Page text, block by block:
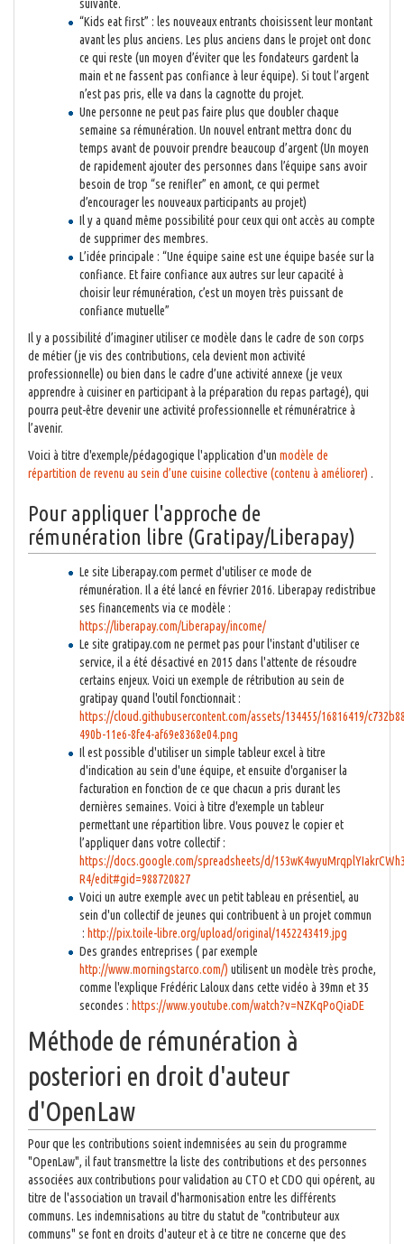
suivante.
“Kids eat first” : les nouveaux entrants choisissent leur montant
avant les plus anciens. Les plus anciens dans le projet ont donc
ce qui reste (un moyen d’éviter que les fondateurs gardent la
main et ne fassent pas confiance à leur équipe). Si tout l’argent
n’est pas pris, elle va dans la cagnotte du projet.
Une personne ne peut pas faire plus que doubler chaque
semaine sa rémunération. Un nouvel entrant mettra donc du
temps avant de pouvoir prendre beaucoup d’argent (Un moyen
de rapidement ajouter des personnes dans l’équipe sans avoir
besoin de trop “se renifler” en amont, ce qui permet
d’encourager les nouveaux participants au projet)
Il y a quand même possibilité pour ceux qui ont accès au compte
de supprimer des membres.
L’idée principale : “Une équipe saine est une équipe basée sur la
confiance. Et faire confiance aux autres sur leur capacité à
choisir leur rémunération, c’est un moyen très puissant de
confiance mutuelle”
Il y a possibilité d’imaginer utiliser ce modèle dans le cadre de son corps
de métier (je vis des contributions, cela devient mon activité
professionnelle) ou bien dans le cadre d’une activité annexe (je veux
apprendre à cuisiner en participant à la préparation du repas partagé), qui
pourra peut-être devenir une activité professionnelle et rémunératrice à
l’avenir.
Voici à titre d'exemple/pédagogique l'application d'un modèle de
répartition de revenu au sein d’une cuisine collective (contenu à améliorer) .
Pour appliquer l'approche de
rémunération libre (Gratipay/Liberapay)
Le site Liberapay.com permet d'utiliser ce mode de
rémunération. Il a été lancé en février 2016. Liberapay redistribue
ses financements via ce modèle :
https://liberapay.com/Liberapay/income/
Le site gratipay.com ne permet pas pour l'instant d'utiliser ce
service, il a été désactivé en 2015 dans l'attente de résoudre
certains enjeux. Voici un exemple de rétribution au sein de
gratipay quand l'outil fonctionnait :
https://cloud.githubusercontent.com/assets/134455/16816419/
490b-11e6-8fe4-af69e8368e04.png
Il est possible d'utiliser un simple tableur excel à titre
d'indication au sein d'une équipe, et ensuite d'organiser la
facturation en fonction de ce que chacun a pris durant les
dernières semaines. Voici à titre d'exemple un tableur
permettant une répartition libre. Vous pouvez le copier et
l’appliquer dans votre collectif :
https://docs.google.com/spreadsheets/d/
R4/edit#gid=988720827
Voici un autre exemple avec un petit tableau en présentiel, au
sein d'un collectif de jeunes qui contribuent à un projet commun
: http://pix.toile-libre.org/upload/original/1452243419.jpg
Des grandes entreprises ( par exemple
http://www.morningstarco.com/) utilisent un modèle très proche,
comme l'explique Frédéric Laloux dans cette vidéo à 39mn et 35
secondes : https://www.youtube.com/watch?v=NZKqPoQiaDE
Méthode de rémunération à
posteriori en droit d'auteur
d'OpenLaw
Pour que les contributions soient indemnisées au sein du programme
"OpenLaw", il faut transmettre la liste des contributions et des personnes
associées aux contributions pour validation au CTO et CDO qui opérent, au
titre de l'association un travail d'harmonisation entre les différents
communs. Les indemnisations au titre du statut de "contributeur aux
communs" se font en droits d'auteur et à ce titre ne concerne que des